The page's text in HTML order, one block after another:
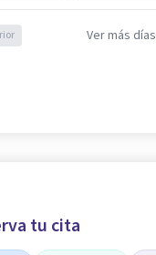
Ver más días
tu cita